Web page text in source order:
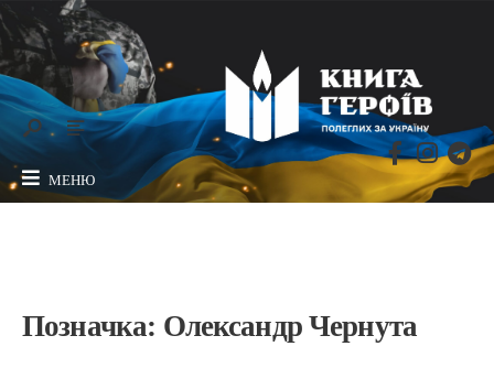
МЕНЮ
Позначка: Олександр Чернута